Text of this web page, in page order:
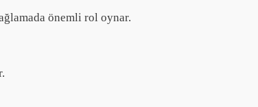
önemli rol oynar.